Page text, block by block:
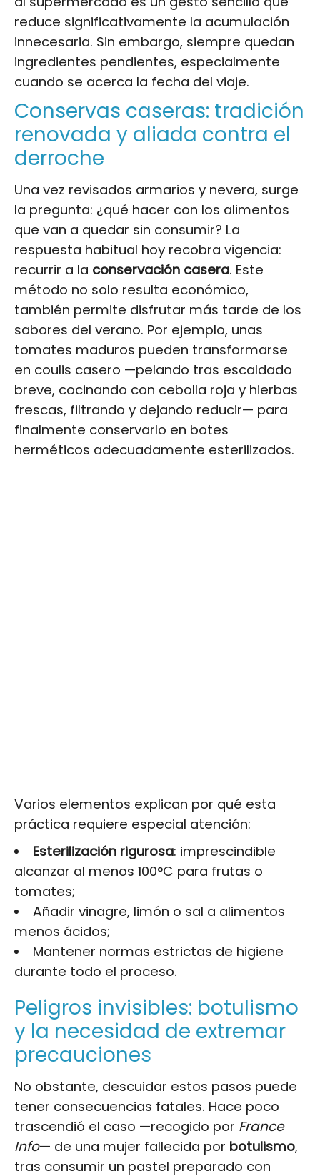
reduce significativamente la acumulación
innecesaria. Sin embargo, siempre quedan
ingredientes pendientes, especialmente
cuando se acerca la fecha del viaje.
Conservas caseras: tradición
renovada y aliada contra el
derroche
Una vez revisados armarios y nevera, surge
la pregunta: ¿qué hacer con los alimentos
que van a quedar sin consumir? La
respuesta habitual hoy recobra vigencia:
recurrir a la conservación casera. Este
método no solo resulta económico,
también permite disfrutar más tarde de los
sabores del verano. Por ejemplo, unas
tomates maduros pueden transformarse
en coulis casero —pelando tras escaldado
breve, cocinando con cebolla roja y hierbas
frescas, filtrando y dejando reducir— para
finalmente conservarlo en botes
herméticos adecuadamente esterilizados.
Varios elementos explican por qué esta
práctica requiere especial atención:
Esterilización rigurosa: imprescindible
alcanzar al menos 100°C para frutas o
tomates;
Añadir vinagre, limón o sal a alimentos
menos ácidos;
Mantener normas estrictas de higiene
durante todo el proceso.
Peligros invisibles: botulismo
y la necesidad de extremar
precauciones
No obstante, descuidar estos pasos puede
tener consecuencias fatales. Hace poco
trascendió el caso —recogido por France
Info— de una mujer fallecida por botulismo,
tras consumir un pastel preparado con